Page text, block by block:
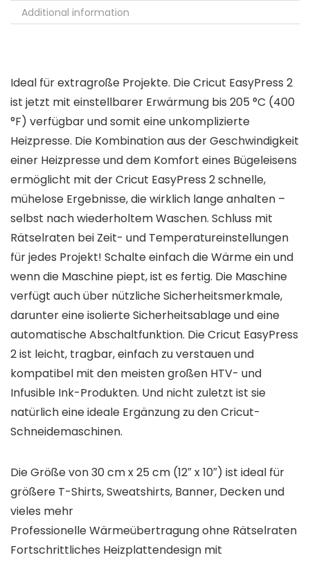
Additional information
Ideal für extragroße Projekte. Die Cricut EasyPress 2
ist jetzt mit einstellbarer Erwärmung bis 205 °C (400
°F) verfügbar und somit eine unkomplizierte
Heizpresse. Die Kombination aus der Geschwindigkeit
einer Heizpresse und dem Komfort eines Bügeleisens
ermöglicht mit der Cricut EasyPress 2 schnelle,
mühelose Ergebnisse, die wirklich lange anhalten –
selbst nach wiederholtem Waschen. Schluss mit
Rätselraten bei Zeit- und Temperatureinstellungen
für jedes Projekt! Schalte einfach die Wärme ein und
wenn die Maschine piept, ist es fertig. Die Maschine
verfügt auch über nützliche Sicherheitsmerkmale,
darunter eine isolierte Sicherheitsablage und eine
automatische Abschaltfunktion. Die Cricut EasyPress
2 ist leicht, tragbar, einfach zu verstauen und
kompatibel mit den meisten großen HTV- und
Infusible Ink-Produkten. Und nicht zuletzt ist sie
natürlich eine ideale Ergänzung zu den Cricut-
Schneidemaschinen.
Die Größe von 30 cm x 25 cm (12″ x 10″) ist ideal für
größere T-Shirts, Sweatshirts, Banner, Decken und
vieles mehr
Professionelle Wärmeübertragung ohne Rätselraten
Fortschrittliches Heizplattendesign mit